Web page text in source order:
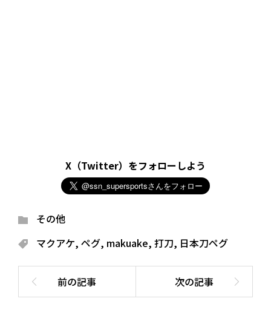
X（Twitter）をフォローしよう
その他
マクアケ, ペグ, makuake, 打刀, 日本刀ペグ